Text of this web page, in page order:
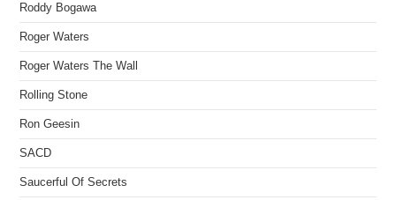
Roddy Bogawa
Roger Waters
Roger Waters The Wall
Rolling Stone
Ron Geesin
SACD
Saucerful Of Secrets